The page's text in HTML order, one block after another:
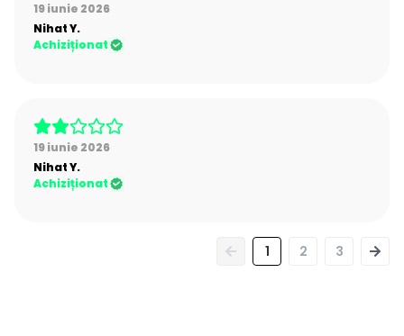
19 iunie 2026
NihatY.
Achiziționat
19 iunie 2026
NihatY.
Achiziționat
1 2 3